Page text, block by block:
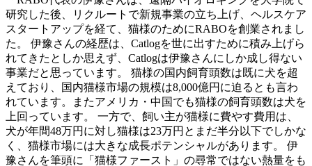
研究した後、リクルートで新規事業の立ち上げ、ヘルスケア
スタートアップを経て、猫様のためにRABOを創業されまし
た。 伊豫さんの経歴は、Catlogを世に出すために積み上げら
れてきたとしか思えず、Catlogは伊豫さんにしか成し得ない
事業だと思っています。 猫様の国内飼育頭数は既に犬を超
えており、国内猫様市場の規模は8,000億円に迫るとも言わ
れています。またアメリカ・中国でも猫様の飼育頭数は犬を
上回っています。 一方で、飼い主が猫様に費やす費用は、
犬が年間48万円に対し猫様は23万円とまだ半分以下でしかな
く、猫様市場には大きな成長ポテンシャルがあります。 伊
豫さんを筆頭に「猫様ファースト」の尋常ではない熱量をも